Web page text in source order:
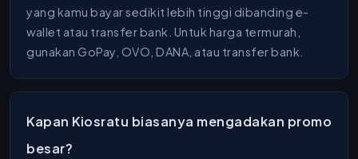
yang kamu bayar sedikit lebih tinggi dibanding e-
wallet atau transfer bank. Untuk harga termurah,
gunakan GoPay, OVO, DANA, atau transfer bank.
Kapan Kiosratu biasanya mengadakan promo
besar?